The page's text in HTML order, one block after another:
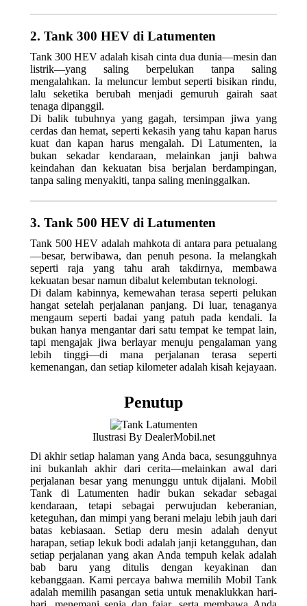
2. Tank 300 HEV di Latumenten
Tank 300 HEV adalah kisah cinta dua dunia—mesin dan
listrik—yang saling berpelukan tanpa saling
mengalahkan. Ia meluncur lembut seperti bisikan rindu,
lalu seketika berubah menjadi gemuruh gairah saat
tenaga dipanggil.
Di balik tubuhnya yang gagah, tersimpan jiwa yang
cerdas dan hemat, seperti kekasih yang tahu kapan harus
kuat dan kapan harus mengalah. Di Latumenten, ia
bukan sekadar kendaraan, melainkan janji bahwa
keindahan dan kekuatan bisa berjalan berdampingan,
tanpa saling menyakiti, tanpa saling meninggalkan.
3. Tank 500 HEV di Latumenten
Tank 500 HEV adalah mahkota di antara para petualang
—besar, berwibawa, dan penuh pesona. Ia melangkah
seperti raja yang tahu arah takdirnya, membawa
kekuatan besar namun dibalut kelembutan teknologi.
Di dalam kabinnya, kemewahan terasa seperti pelukan
hangat setelah perjalanan panjang. Di luar, tenaganya
mengaum seperti badai yang patuh pada kendali. Ia
bukan hanya mengantar dari satu tempat ke tempat lain,
tapi mengajak jiwa berlayar menuju pengalaman yang
lebih tinggi—di mana perjalanan terasa seperti
kemenangan, dan setiap kilometer adalah kisah kejayaan.
Penutup
Ilustrasi By DealerMobil.net
Di akhir setiap halaman yang Anda baca, sesungguhnya
ini bukanlah akhir dari cerita—melainkan awal dari
perjalanan besar yang menunggu untuk dijalani. Mobil
Tank di Latumenten hadir bukan sekadar sebagai
kendaraan, tetapi sebagai perwujudan keberanian,
keteguhan, dan mimpi yang berani melaju lebih jauh dari
batas kebiasaan. Setiap deru mesin adalah denyut
harapan, setiap lekuk bodi adalah janji ketangguhan, dan
setiap perjalanan yang akan Anda tempuh kelak adalah
bab baru yang ditulis dengan keyakinan dan
kebanggaan. Kami percaya bahwa memilih Mobil Tank
adalah memilih pasangan setia untuk menaklukkan hari-